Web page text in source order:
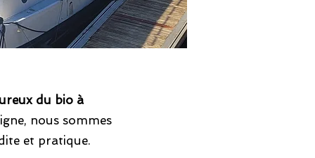
du bio à
nous sommes
et pratique.